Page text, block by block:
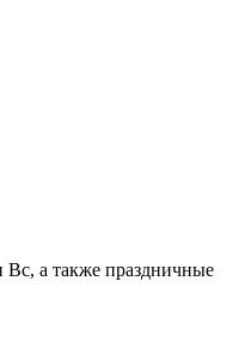
Вс, а также праздничные